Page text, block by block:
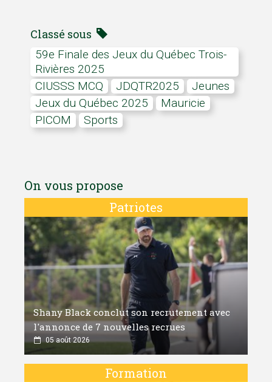
Classé sous
59e Finale des Jeux du Québec Trois-
Rivières 2025
CIUSSS MCQ
JDQTR2025
jeunes
Jeux du Québec 2025
Mauricie
PICOM
Sports
On vous propose
Patriotes
Shany Black conclut son recrutement avec
l'annonce de 7 nouvelles recrues
05 août 2026
Formation